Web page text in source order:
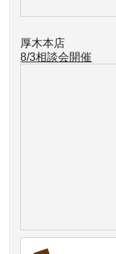
厚木本店
8/3相談会開催